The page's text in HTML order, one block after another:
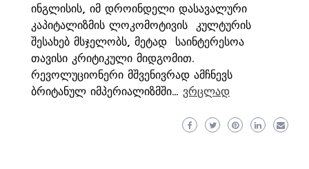
ინგლისის, იმ დროინდელი დასავალური
კაპიტალიზმის ლოკომოტივის კულტურის
შესახებ მსჯელობს, მეტად საინტერესოა
თავისი კრიტიკული მიდგომით.
რევოლუციონერი მშვენივრად ამჩნევს
ბრიტანულ იმპერიალიზმში… ვრცლად